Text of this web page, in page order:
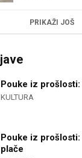
PRIKAŽI JOŠ
Pouke iz prošlosti:
KULTURA
Pouke iz
plače